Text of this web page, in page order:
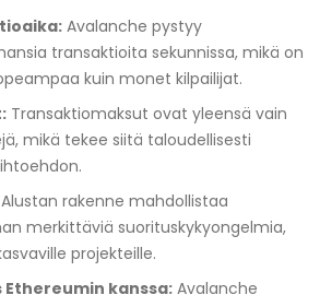
Avalanche pystyy
transaktioita sekunnissa, mikä on
kuin monet kilpailijat.
Transaktiomaksut ovat yleensä vain
mikä tekee siitä taloudellisesti
Alustan rakenne mahdollistaa
merkittäviä suorituskykyongelmia,
projekteille.
kanssa: Avalanche